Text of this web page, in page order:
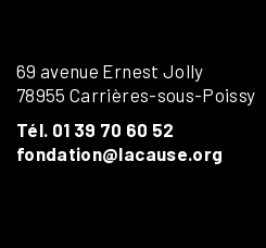
69 avenue Ernest Jolly
78955 Carrières-sous-Poissy
Tél. 01 39 70 60 52
fondation@lacause.org